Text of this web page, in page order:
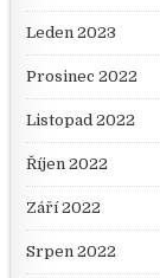
Leden 2023
Prosinec 2022
Listopad 2022
Říjen 2022
Září 2022
Srpen 2022